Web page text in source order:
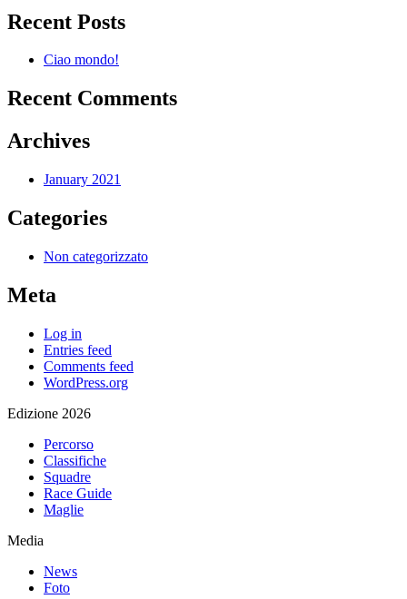
Recent Posts
Ciao mondo!
Recent Comments
Archives
January 2021
Categories
Non categorizzato
Meta
Log in
Entries feed
Comments feed
WordPress.org
Edizione 2026
Percorso
Classifiche
Squadre
Race Guide
Maglie
Media
News
Foto